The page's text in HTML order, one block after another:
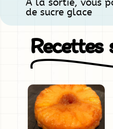
A la sortie, vous
de sucre glace